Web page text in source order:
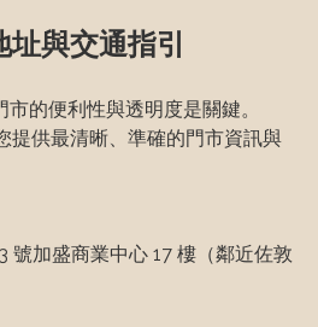
與交通指引
的便利性與透明度是關鍵。
提供最清晰、準確的門市資訊與
號加盛商業中心 17 樓（鄰近佐敦